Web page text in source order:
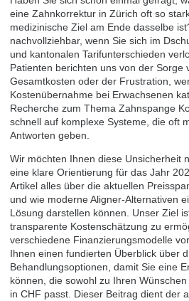
eine Zahnkorrektur in Zürich oft so
medizinische Ziel am Ende dasselbe
nachvollziehbar, wenn Sie sich im
und kantonalen Tarifunterschieden
Patienten berichten uns von der Sorge
Gesamtkosten oder der Frustration,
Kostenübernahme bei Erwachsenen
Recherche zum Thema Zahnspange
schnell auf komplexe Systeme, die oft
Antworten geben.
Wir möchten Ihnen diese Unsicherheit
eine klare Orientierung für das Jahr
Artikel alles über die aktuellen
und wie moderne Aligner-Alternativen
Lösung darstellen können. Unser Ziel
transparente Kostenschätzung zu
verschiedene Finanzierungsmodelle
Ihnen einen fundierten Überblick über
Behandlungsoptionen, damit Sie eine
können, die sowohl zu Ihren
in CHF passt. Dieser Beitrag dient der